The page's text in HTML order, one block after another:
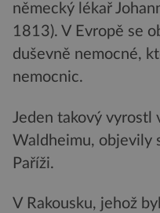
německý lékař
1813). V Evropě se
duševně nemocné,
nemocnic.
Jeden takový vyrostl
Waldheimu, objevily
Paříži.
V Rakousku, jehož